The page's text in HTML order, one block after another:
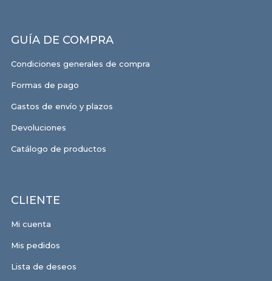
GUÍA DE COMPRA
Condiciones generales de compra
Formas de pago
Gastos de envío y plazos
Devoluciones
Catálogo de productos
CLIENTE
Mi cuenta
Mis pedidos
Lista de deseos